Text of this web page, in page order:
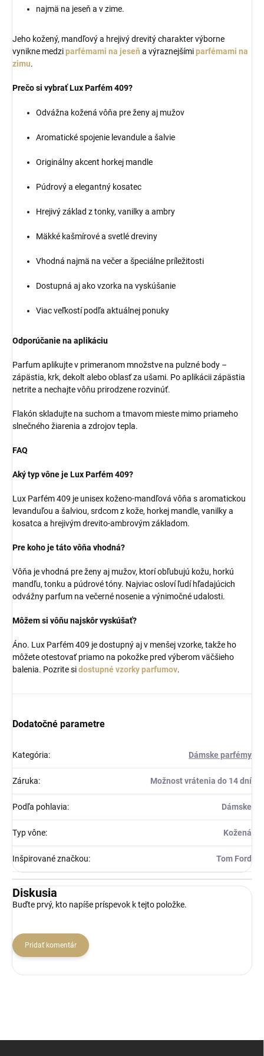
najmä na jeseň a v zime.
Jeho kožený, mandľový a hrejivý drevitý charakter výborne
vynikne medziparfémami na jeseň a výraznejšímiparfémami na
zimu.
Prečo si vybrať Lux Parfém 409?
Odvážna kožená vôňa pre ženy aj mužov
Aromatické spojenie levandule a šalvie
Originálny akcent horkej mandle
Púdrový a elegantný kosatec
Hrejivý základ z tonky, vanilky a ambry
Mäkké kašmírové a svetlé dreviny
Vhodná najmä na večer a špeciálne príležitosti
Dostupná aj ako vzorka na vyskúšanie
Viac veľkostí podľa aktuálnej ponuky
Odporúčanie na aplikáciu
Parfum aplikujte v primeranom množstve na pulzné body –
zápästia, krk, dekolt alebo oblasť za ušami. Po aplikácii zápästia
netrite a nechajte vôňu prirodzene rozvinúť.
Flakón skladujte na suchom a tmavom mieste mimo priameho
slnečného žiarenia a zdrojov tepla.
FAQ
Aký typ vône je Lux Parfém 409?
Lux Parfém 409 je unisex koženo-mandľová vôňa s aromatickou
levanduľou a šalviou, srdcom z kože, horkej mandle, vanilky a
kosatca a hrejivým drevito-ambrovým základom.
Pre koho je táto vôňa vhodná?
Vôňa je vhodná pre ženy aj mužov, ktorí obľubujú kožu, horkú
mandľu, tonku a púdrové tóny. Najviac osloví ľudí hľadajúcich
odvážny parfum na večerné nosenie a výnimočné udalosti.
Môžem si vôňu najskôr vyskúšať?
Áno. Lux Parfém 409 je dostupný aj v menšej vzorke, takže ho
môžete otestovať priamo na pokožke pred výberom väčšieho
balenia. Pozrite sidostupné vzorky parfumov.
Dodatočné parametre
Kategória: Dámske parfémy
Záruka: Možnost vrátenia do 14 dní
Podľa pohlavia: Dámske
Typ vône: Kožená
Inšpirované značkou: Tom Ford
Diskusia
Buďte prvý, kto napíše príspevok k tejto položke.
Pridať komentár